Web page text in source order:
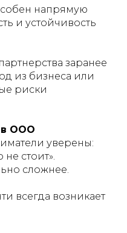
напрямую
и устойчивость
заранее
из бизнеса или
риски
в ООО
уверены:
стоит».
сложнее.
всегда возникает